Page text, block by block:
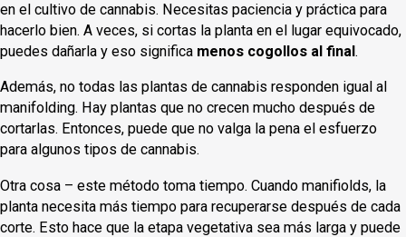
en el cultivo de cannabis. Necesitas paciencia y práctica para
hacerlo bien. A veces, si cortas la planta en el lugar equivocado,
puedes dañarla y eso significa menos cogollos al final .
Además, no todas las plantas de cannabis responden igual al
manifolding. Hay plantas que no crecen mucho después de
cortarlas. Entonces, puede que no valga la pena el esfuerzo
para algunos tipos de cannabis.
Otra cosa – este método toma tiempo. Cuando manifiolds, la
planta necesita más tiempo para recuperarse después de cada
corte. Esto hace que la etapa vegetativa sea más larga y puede